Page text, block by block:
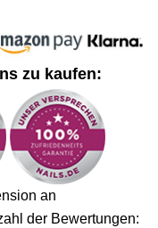
zu kaufen:
an
der Bewertungen: